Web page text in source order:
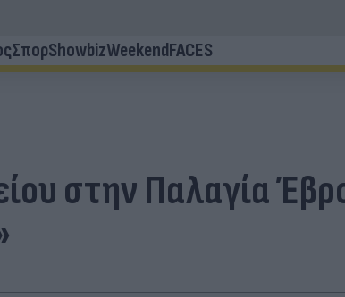
ΣπορShowbizWeekendFACES
στην Παλαγία